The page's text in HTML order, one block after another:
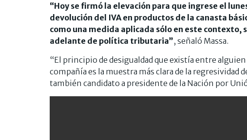
“Hoy se firmó la elevación para que ingrese el
devolución del IVA en productos de la canasta
como una medida aplicada sólo en este contexto,
adelante de política tributaria”, señaló Massa.
“El principio de desigualdad que existía entre
compañía es la muestra más clara de la
también candidato a presidente de la Nación por